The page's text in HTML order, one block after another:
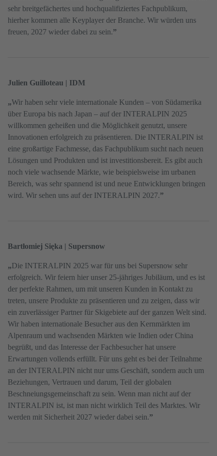
sehr breitgefächertes und hochqualifiziertes Fachpublikum,
hierher kommen alle Keyplayer der Branche. Wir würden uns
freuen, 2027 wieder dabei zu sein.”
Julien Guilloteau | IDM
„Wir haben sehr viele internationale Kunden – von Südamerika
über Europa bis nach Japan – auf der INTERALPIN 2025
willkommen geheißen und die Möglichkeit genutzt, unsere
Innovationen erfolgreich zu präsentieren. Die INTERALPIN ist
eine großartige Fachmesse, das Fachpublikum sucht nach neuen
Lösungen und Produkten und ist investitionsbereit. Es gibt auch
noch viele wachsende Märkte, wie beispielsweise im urbanen
Bereich, was sehr spannend ist und neue Entwicklungen bringen
wird. Wir sehen uns auf der INTERALPIN 2027.”
Bartłomiej Sięka | Supersnow
„Die INTERALPIN 2025 war für uns bei Supersnow sehr
erfolgreich. Wir feiern hier unser 25-jähriges Jubiläum, und es ist
der perfekte Rahmen, um mit unseren Kunden in Kontakt zu
treten, unsere Produkte zu präsentieren und zu zeigen, dass wir
ein zuverlässiger Partner für Skigebiete auf der ganzen Welt sind.
Wir haben internationale Besucher aus den Kernmärkten im
Alpenraum und wachsenden Märkten wie Indien oder China
begrüßt, und das Interesse der Fachbesucher hat unsere
Erwartungen vollends erfüllt. Für uns geht es bei der Teilnahme
an der INTERALPIN nicht nur ums Geschäft, sondern auch um
Beziehungen, Vertrauen und darum, Teil der globalen
Beschneiungsgemeinschaft zu sein. Wenn man nicht auf der
INTERALPIN ist, ist man nicht wirklich Teil des Marktes. Wir
werden mit Sicherheit 2027 wieder dabei sein.”